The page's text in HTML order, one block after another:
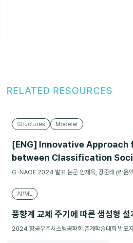
RELATED RESOURCES
Structures Modeler
[ENG] Innovative
between Classification
G-NAOE 2024 발표 논문 안재욱, 장준태 (라온
AI/ML
풍향계 교체 주기에 따른 생성형
2024 항공우주시스템공학회 춘계학술대회 발표